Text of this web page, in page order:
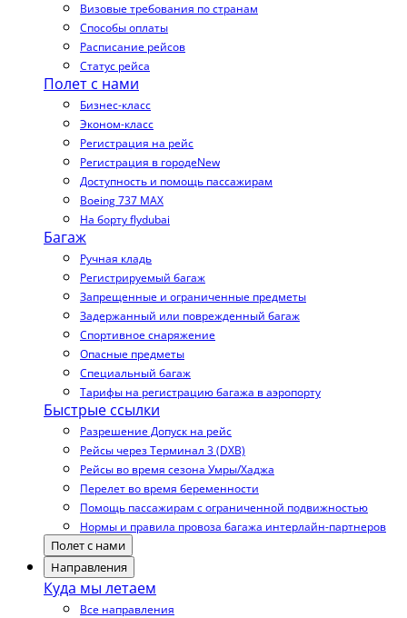
Визовые требования по странам
Способы оплаты
Расписание рейсов
Статус рейса
Полет с нами
Бизнес-класс
Эконом-класс
Регистрация на рейс
Регистрация в городеNew
Доступность и помощь пассажирам
Boeing 737 MAX
На борту flydubai
Багаж
Ручная кладь
Регистрируемый багаж
Запрещенные и ограниченные предметы
Задержанный или поврежденный багаж
Спортивное снаряжение
Опасные предметы
Специальный багаж
Тарифы на регистрацию багажа в аэропорту
Быстрые ссылки
Разрешение Допуск на рейс
Рейсы через Терминал 3 (DXB)
Рейсы во время сезона Умры/Хаджа
Перелет во время беременности
Помощь пассажирам с ограниченной подвижностью
Нормы и правила провоза багажа интерлайн-партнеров
Полет с нами
Направления
Куда мы летаем
Все направления